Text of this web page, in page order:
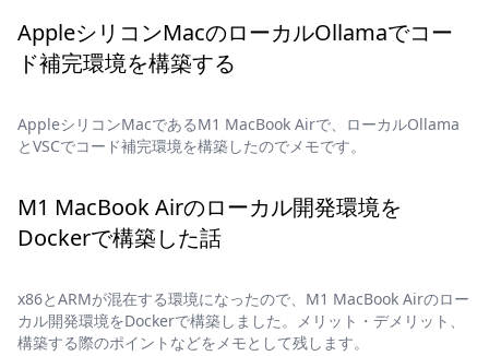
AppleシリコンMacのローカルOllamaでコー
ド補完環境を構築する
AppleシリコンMacであるM1 MacBook Airで、ローカルOllama
とVSCでコード補完環境を構築したのでメモです。
M1 MacBook Airのローカル開発環境を
Dockerで構築した話
x86とARMが混在する環境になったので、M1 MacBook Airのロー
カル開発環境をDockerで構築しました。メリット・デメリット、
構築する際のポイントなどをメモとして残します。